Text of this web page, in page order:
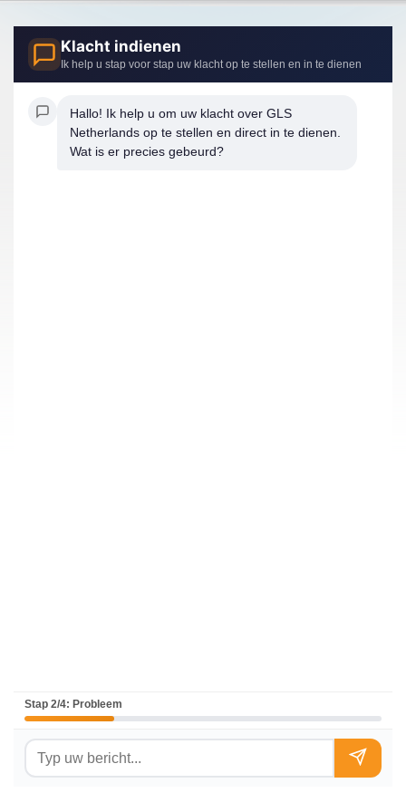
Klacht indienen
Ik help u stap voor stap uw klacht op te stellen en in te dienen
Hallo! Ik help u om uw klacht over GLS
Netherlands op te stellen en direct in te dienen.
Wat is er precies gebeurd?
Stap 2/4: Probleem